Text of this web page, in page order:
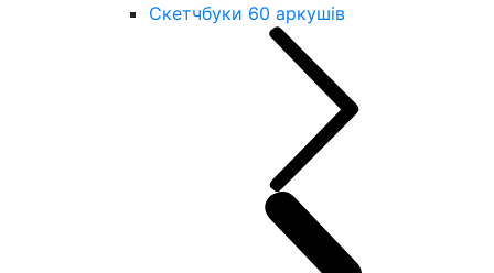
Скетчбуки 60 аркушів